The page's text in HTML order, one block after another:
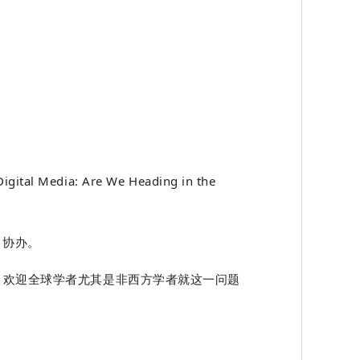
Media: Are We Heading in the
办。
迎全球学者尤其是非西方学者就这一问题